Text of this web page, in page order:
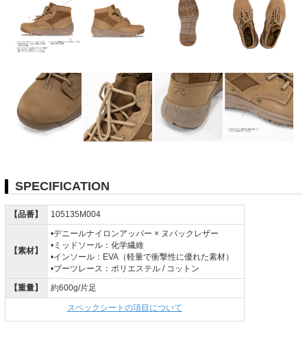
SPECIFICATION
【品番】 105135M004
【素材】
•デニールナイロンアッパー × ヌバックレザー
•ミッドソール：化学繊維
•インソール：EVA（軽量で衝撃性に優れた素材）
•ブーツレース：ポリエステル / コットン
【重量】
約600g/片足
スペックシートの項目について